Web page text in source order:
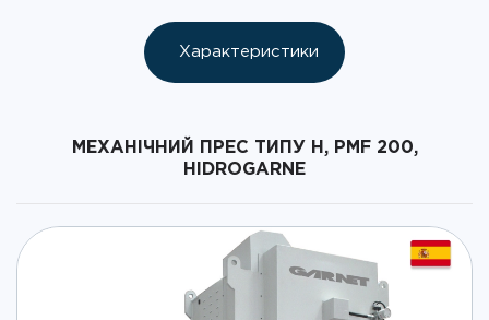
Характеристики
МЕХАНІЧНИЙ ПРЕС ТИПУ H, PMF 200,
HIDROGARNE